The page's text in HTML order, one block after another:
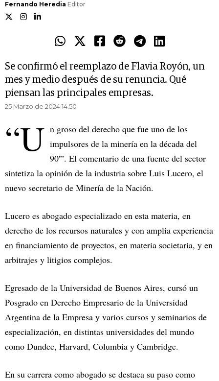
Fernando Heredia Editor
Se confirmó el reemplazo de Flavia Royón, un
mes y medio después de su renuncia. Qué
piensan las principales empresas.
25 Marzo de 2024 14.50
“U n groso del derecho que fue uno de los
impulsores de la minería en la década del
90'”. El comentario de una fuente del sector
sintetiza la opinión de la industria sobre Luis Lucero, el
nuevo secretario de Minería de la Nación.
Lucero es abogado especializado en esta materia, en
derecho de los recursos naturales y con amplia experiencia
en financiamiento de proyectos, en materia societaria, y en
arbitrajes y litigios complejos.
Egresado de la Universidad de Buenos Aires, cursó un
Posgrado en Derecho Empresario de la Universidad
Argentina de la Empresa y varios cursos y seminarios de
especialización, en distintas universidades del mundo
como Dundee, Harvard, Columbia y Cambridge.
En su carrera como abogado se destaca su paso como